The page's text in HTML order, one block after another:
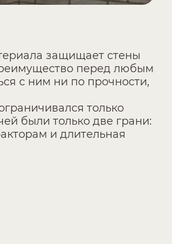
защищает стены
перед любым
с ним ни по прочности,
только
были только две грани:
и длительная